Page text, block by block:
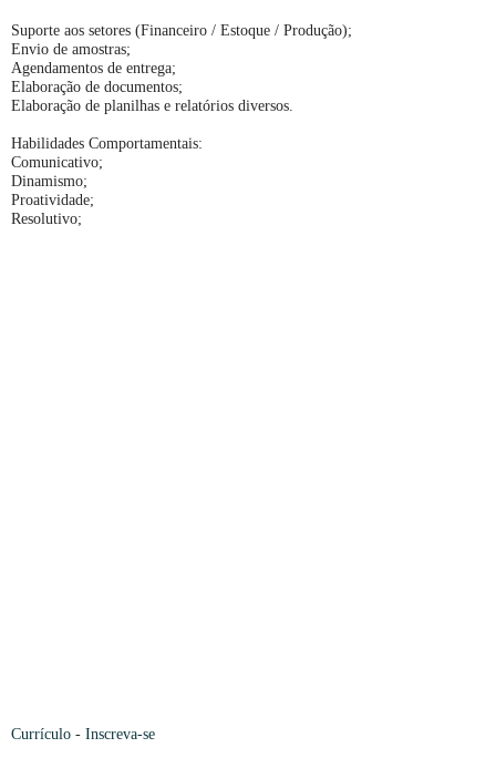
Suporte aos setores (Financeiro / Estoque / Produção);
Envio de amostras;
Agendamentos de entrega;
Elaboração de documentos;
Elaboração de planilhas e relatórios diversos.
Habilidades Comportamentais:
Comunicativo;
Dinamismo;
Proatividade;
Resolutivo;
Currículo - Inscreva-se